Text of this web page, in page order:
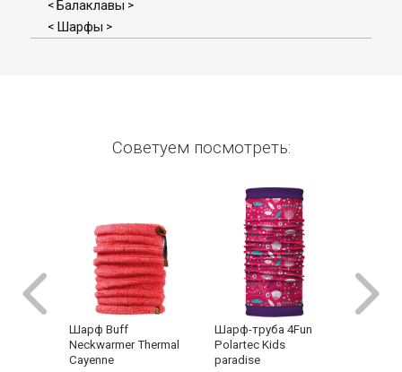
< Балаклавы >
< Шарфы >
Советуем посмотреть:
Шарф Buff
Neckwarmer Thermal
Cayenne
Шарф-труба 4Fun
Polartec Kids
paradise